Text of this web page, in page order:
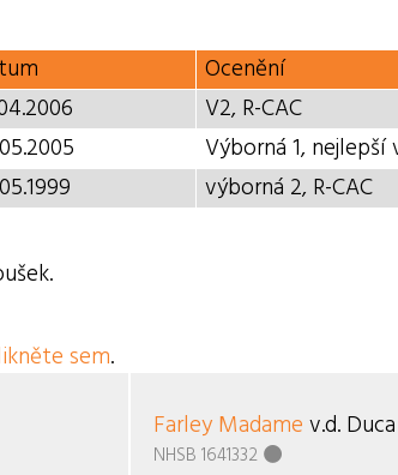
Ocenění
V2, R-CAC
Výborná 1, nejlepší
výborná 2, R-CAC
sem.
Farley Madame v.d. Duca
NHSB 1641332